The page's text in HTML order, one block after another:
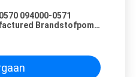
094000-0571
Brandstofpomp